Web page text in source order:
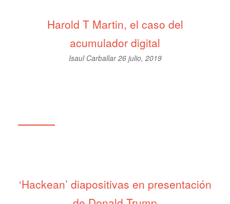
Harold T Martin, el caso del
acumulador digital
Isaul Carballar26 julio, 2019
‘Hackean’ diapositivas en presentación